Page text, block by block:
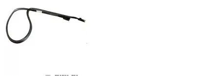
KingSpec
Kingston